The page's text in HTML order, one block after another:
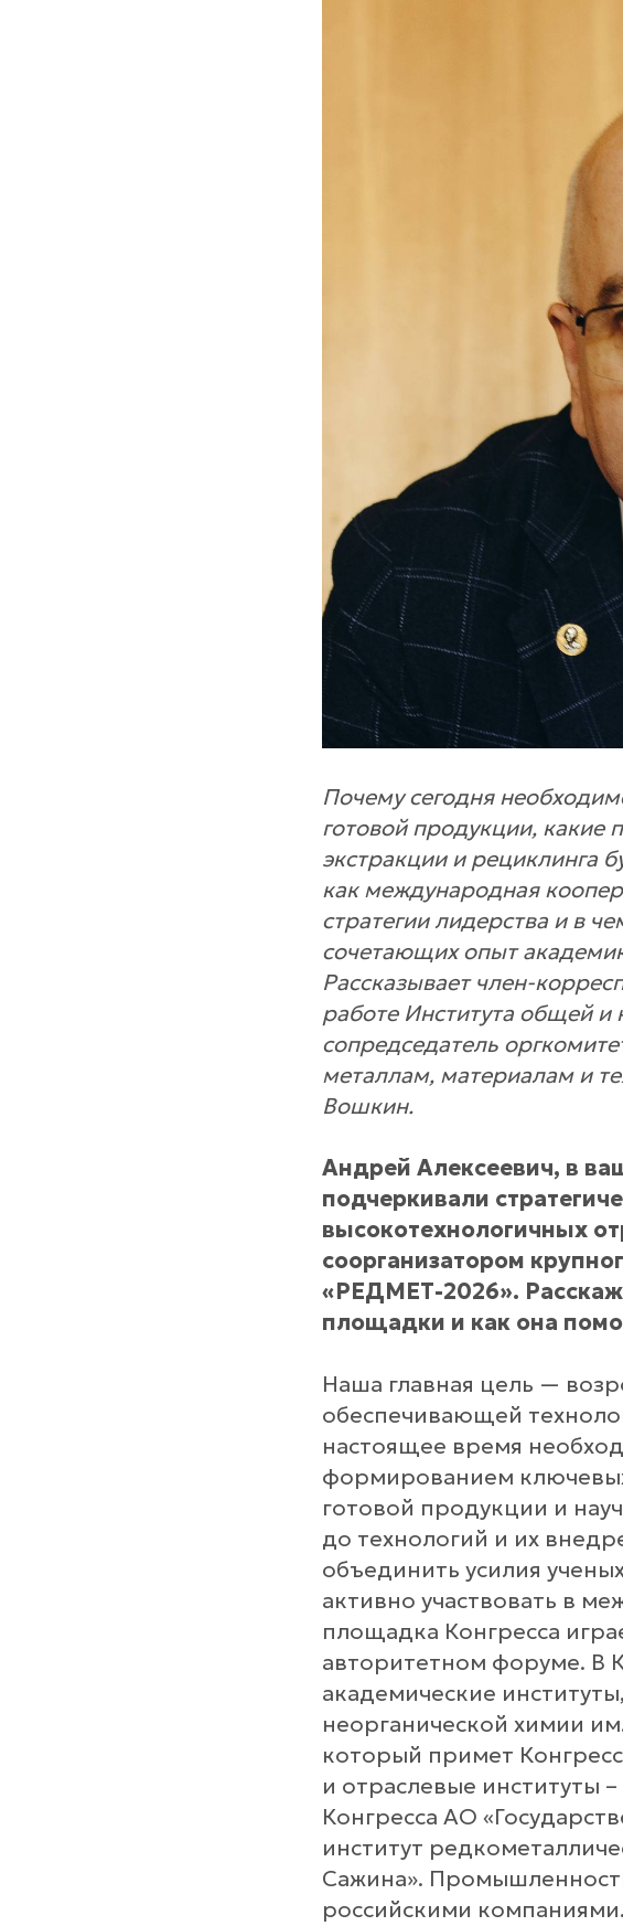
Почему сегодня
готовой продукции, какие
экстракции и рециклинга
как международная
стратегии лидерства и в
сочетающих опыт
Рассказывает член-
работе Института общей
сопредседатель
металлам, материалам и
Вошкин.
Андрей Алексеевич, в
подчеркивали
высокотехнологичных
соорганизатором
«РЕДМЕТ-2026».
площадки и как она
Наша главная цель —
обеспечивающей
настоящее время
формированием
готовой продукции и
до технологий и их
объединить усилия
активно участвовать в
площадка Конгресса
авторитетном форуме. В
академические
неорганической химии
который примет
и отраслевые институты
Конгресса АО
институт
Сажина».
российскими компаниями.